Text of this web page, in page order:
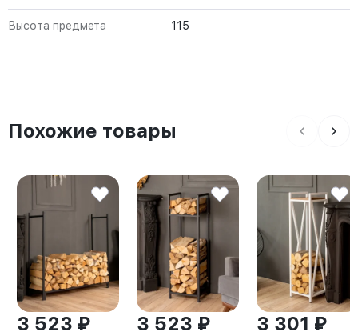
Высота предмета 115
Похожие товары
3 523 ₽ 3 523 ₽ 3 301 ₽